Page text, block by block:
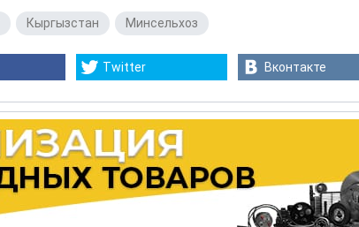
Кыргызстан Минсельхоз
Twitter Вконтакте